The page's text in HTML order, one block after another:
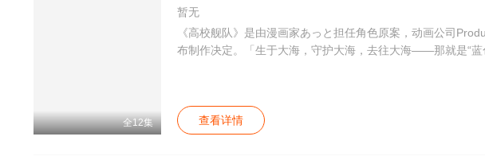
全12集
暂无
《高校舰队》是由漫画家あっと担任角色原案，动画公司
布制作决定。「生于大海，守护大海，去往大海——那就是“
横须贺的海洋高中学习。
查看详情